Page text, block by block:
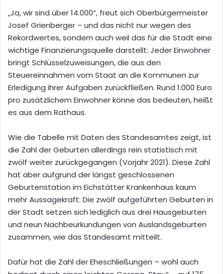
„Ja, wir sind über 14.000“, freut sich Oberbürgermeister
Josef Grienberger – und das nicht nur wegen des
Rekordwertes, sondern auch weil das für die Stadt eine
wichtige Finanzierungsquelle darstellt: Jeder Einwohner
bringt Schlüsselzuweisungen, die aus den
Steuereinnahmen vom Staat an die Kommunen zur
Erledigung ihrer Aufgaben zurückfließen. Rund 1.000 Euro
pro zusätzlichem Einwohner könne das bedeuten, heißt
es aus dem Rathaus.
Wie die Tabelle mit Daten des Standesamtes zeigt, ist
die Zahl der Geburten allerdings rein statistisch mit
zwölf weiter zurückgegangen (Vorjahr 2021). Diese Zahl
hat aber aufgrund der längst geschlossenen
Geburtenstation im Eichstätter Krankenhaus kaum
mehr Aussagekraft: Die zwölf aufgeführten Geburten in
der Stadt setzen sich lediglich aus drei Hausgeburten
und neun Nachbeurkundungen von Auslandsgeburten
zusammen, wie das Standesamt mitteilt.
Dafür hat die Zahl der Eheschließungen – wohl auch